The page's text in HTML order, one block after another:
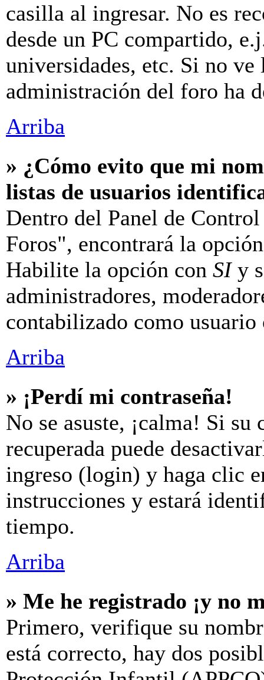
casilla al ingresar. No es
desde un PC compartido,
universidades, etc. Si no
administración del foro ha
Arriba
» ¿Cómo evito que mi
listas de usuarios
Dentro del Panel de
Foros", encontrará la
Habilite la opción con SIy
administradores,
contabilizado como usuario
Arriba
» ¡Perdí mi contraseña!
No se asuste, ¡calma! Si su
recuperada puede
ingreso (login) y haga clic
instrucciones y estará
tiempo.
Arriba
» Me he registrado ¡y no
Primero, verifique su
está correcto, hay dos